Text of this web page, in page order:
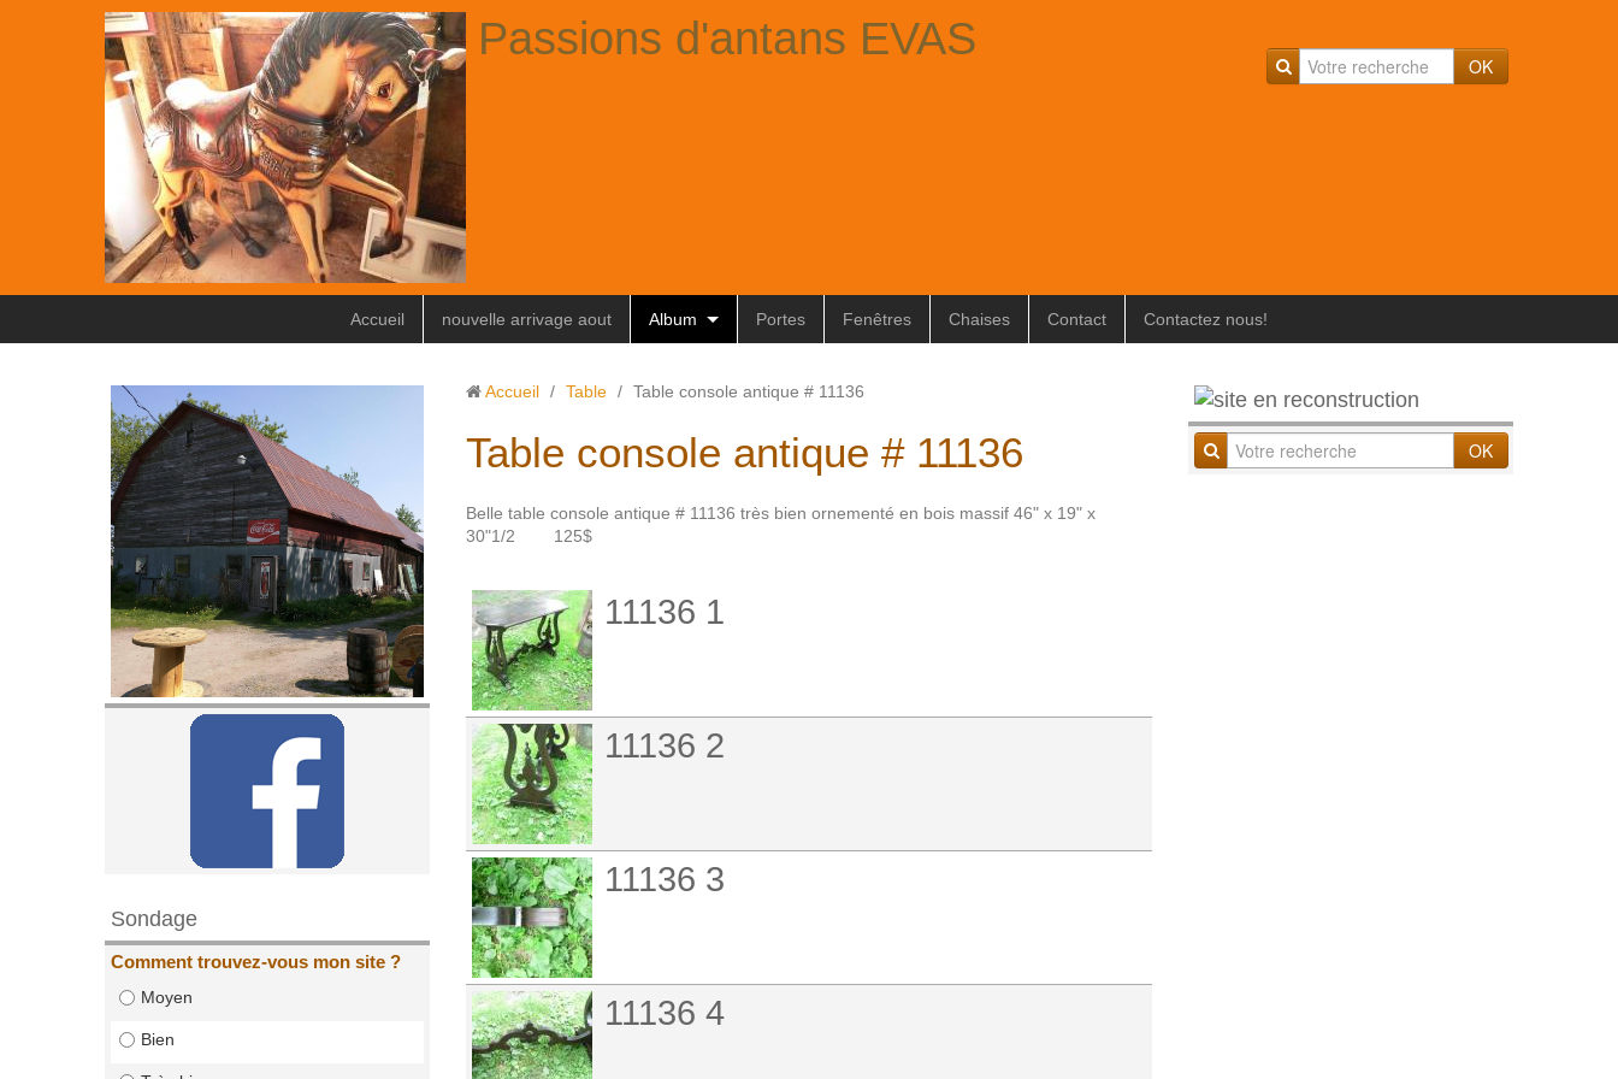
OK
Passions d'antans EVAS
Accueil nouvelle arrivage aout Album Portes Fenêtres Chaises Contact Contactez nous!
Sondage
Comment trouvez-vous mon site ?
Moyen
Bien
Accueil / Table / Table console antique # 11136
Table console antique # 11136
Belle table console antique # 11136 très bien ornementé en bois massif 46" x 19" x
30"1/2 125$
11136 1
11136 2
11136 3
11136 4
OK